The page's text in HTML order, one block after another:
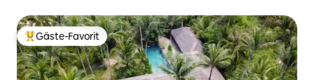
Beliebter Gäste-Favorit.
Gäste-Favorit